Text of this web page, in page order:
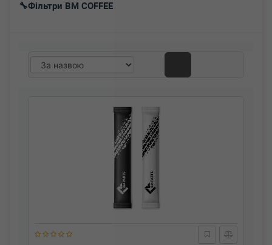
Фільтри BM COFFEE